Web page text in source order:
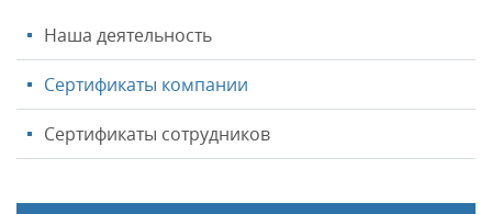
Наша деятельность
Сертификаты компании
Сертификаты сотрудников